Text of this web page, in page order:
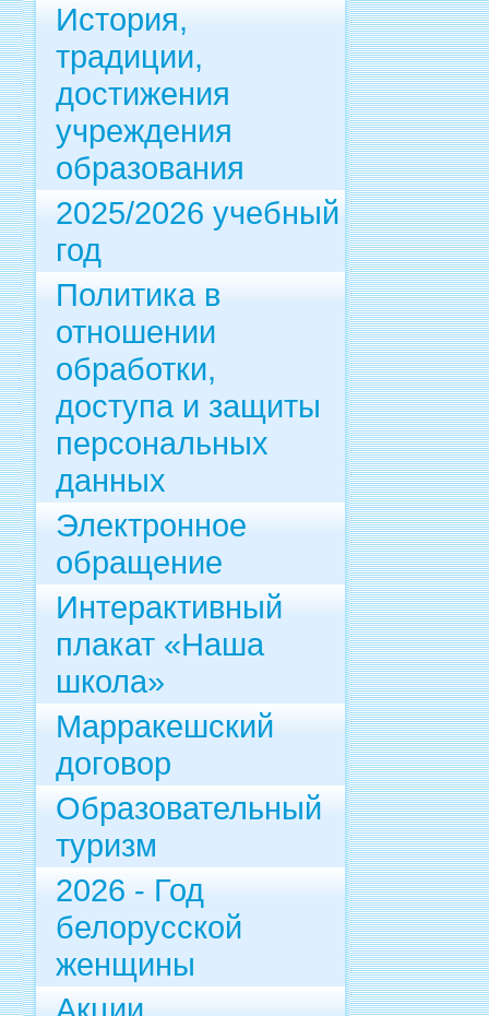
История,
традиции,
достижения
учреждения
образования
2025/2026 учебный
год
Политика в
отношении
обработки,
доступа и защиты
персональных
данных
Электронное
обращение
Интерактивный
плакат «Наша
школа»
Марракешский
договор
Образовательный
туризм
2026 - Год
белорусской
женщины